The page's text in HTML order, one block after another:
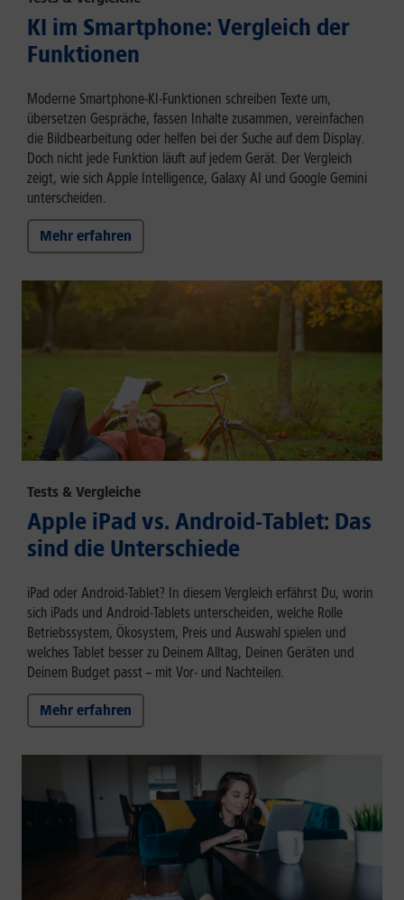
KI im Smartphone: Vergleich der
Funktionen
Moderne Smartphone-KI-Funktionen schreiben Texte um,
übersetzen Gespräche, fassen Inhalte zusammen, vereinfachen
die Bildbearbeitung oder helfen bei der Suche auf dem Display.
Doch nicht jede Funktion läuft auf jedem Gerät. Der Vergleich
zeigt, wie sich Apple Intelligence, Galaxy AI und Google Gemini
unterscheiden.
Mehr erfahren
Tests & Vergleiche
Apple iPad vs. Android-Tablet: Das
sind die Unterschiede
iPad oder Android-Tablet? In diesem Vergleich erfährst Du, worin
sich iPads und Android-Tablets unterscheiden, welche Rolle
Betriebssystem, Ökosystem, Preis und Auswahl spielen und
welches Tablet besser zu Deinem Alltag, Deinen Geräten und
Deinem Budget passt – mit Vor- und Nachteilen.
Mehr erfahren